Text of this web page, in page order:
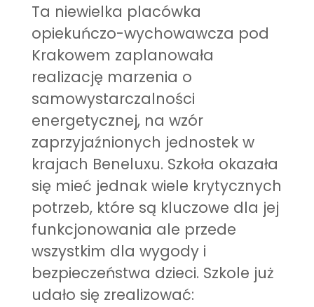
Ta niewielka placówka
opiekuńczo-wychowawcza pod
Krakowem zaplanowała
realizację marzenia o
samowystarczalności
energetycznej, na wzór
zaprzyjaźnionych jednostek w
krajach Beneluxu. Szkoła okazała
się mieć jednak wiele krytycznych
potrzeb, które są kluczowe dla jej
funkcjonowania ale przede
wszystkim dla wygody i
bezpieczeństwa dzieci. Szkole już
udało się zrealizować: